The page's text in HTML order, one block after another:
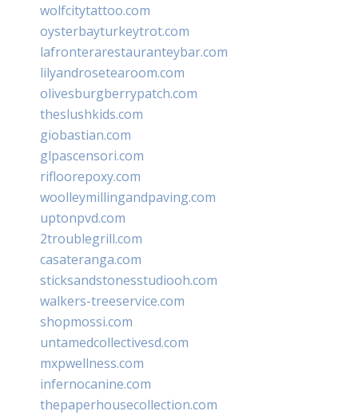
wolfcitytattoo.com
oysterbayturkeytrot.com
lafronterarestauranteybar.com
lilyandrosetearoom.com
olivesburgberrypatch.com
theslushkids.com
giobastian.com
glpascensori.com
rifloorepoxy.com
woolleymillingandpaving.com
uptonpvd.com
2troublegrill.com
casateranga.com
sticksandstonesstudiooh.com
walkers-treeservice.com
shopmossi.com
untamedcollectivesd.com
mxpwellness.com
infernocanine.com
thepaperhousecollection.com